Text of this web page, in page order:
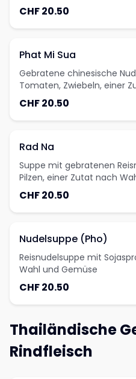
CHF 20.50
Phat Mi Sua
Gebratene chinesische
Tomaten, Zwiebeln, einer
thailändischen Gemüse
CHF 20.50
Rad Na
Suppe mit gebratenen
Pilzen, einer Zutat nach
CHF 20.50
Nudelsuppe (Pho)
Reisnudelsuppe mit
Wahl und Gemüse
CHF 20.50
Thailändische
Rindfleisch